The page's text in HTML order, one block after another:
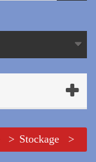
> Stockage
>